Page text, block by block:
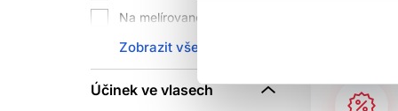
MŮŽU
Pouze pokud
Na melírované vlasy
Na krepovité vlasy
Na oslabené vlasy
Na jemné vlasy
2
Zobrazit vše
Účinek ve vlasech